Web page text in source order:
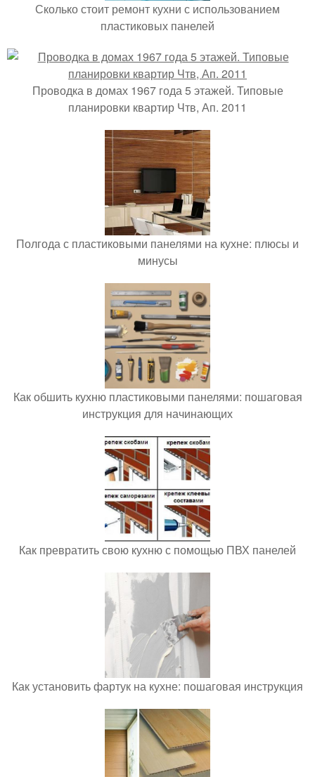
Сколько стоит ремонт кухни с использованием
пластиковых панелей
Проводка в домах 1967 года 5 этажей. Типовые
планировки квартир Чтв, Ап. 2011
Полгода с пластиковыми панелями на кухне: плюсы и
минусы
Как обшить кухню пластиковыми панелями: пошаговая
инструкция для начинающих
Как превратить свою кухню с помощью ПВХ панелей
Как установить фартук на кухне: пошаговая инструкция